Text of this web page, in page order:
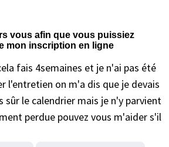
vous afin que vous puissiez
mon inscription en ligne
fais 4semaines et je n'ai pas été
l'entretien on m'a dis que je devais
sûr le calendrier mais je n'y parvient
perdue pouvez vous m'aider s'il